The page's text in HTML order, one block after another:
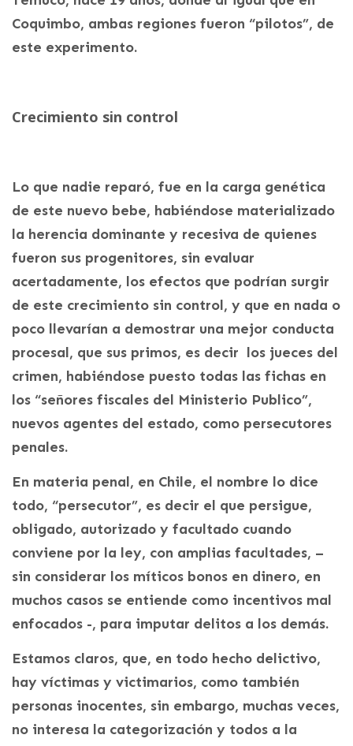
Coquimbo, ambas regiones fueron “pilotos”, de
este experimento.
Crecimiento sin control
Lo que nadie reparó, fue en la carga genética
de este nuevo bebe, habiéndose materializado
la herencia dominante y recesiva de quienes
fueron sus progenitores, sin evaluar
acertadamente, los efectos que podrían surgir
de este crecimiento sin control, y que en nada o
poco llevarían a demostrar una mejor conducta
procesal, que sus primos, es decir los jueces del
crimen, habiéndose puesto todas las fichas en
los “señores fiscales del Ministerio Publico”,
nuevos agentes del estado, como persecutores
penales.
En materia penal, en Chile, el nombre lo dice
todo, “persecutor”, es decir el que persigue,
obligado, autorizado y facultado cuando
conviene por la ley, con amplias facultades, –
sin considerar los míticos bonos en dinero, en
muchos casos se entiende como incentivos mal
enfocados -, para imputar delitos a los demás.
Estamos claros, que, en todo hecho delictivo,
hay víctimas y victimarios, como también
personas inocentes, sin embargo, muchas veces,
no interesa la categorización y todos a la